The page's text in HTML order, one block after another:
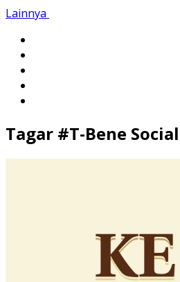
Lainnya
Tagar #T-Bene